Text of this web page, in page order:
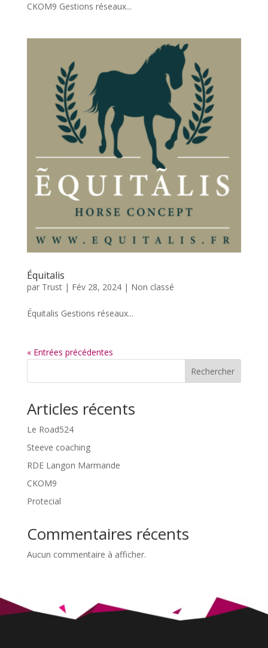
CKOM9 Gestions réseaux...
Équitalis
par Trust| Fév 28, 2024| Non classé
Équitalis Gestions réseaux...
« Entrées précédentes
Rechercher
Articles récents
Le Road524
Steeve coaching
RDE Langon Marmande
CKOM9
Protecial
Commentaires récents
Aucun commentaire à afficher.